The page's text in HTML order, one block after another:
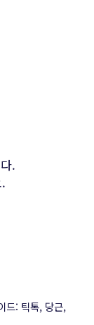
.
드: 틱톡, 당근,